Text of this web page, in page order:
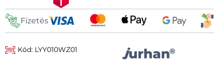
Fizetés
Kód: LYY010WZ01